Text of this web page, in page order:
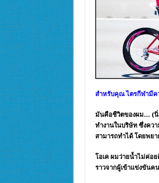
สำหรับคุณ ไตรกีฬามีค
มันคือชีวิตของผม… (นิ่ง
ทำงานในบริษัท ซึ่งคว
สามารถทำได้ โดยพยา
โอเค ผมว่ายน้ำไม่ค่อย
ราวจากผู้เข้าแข่งขันค